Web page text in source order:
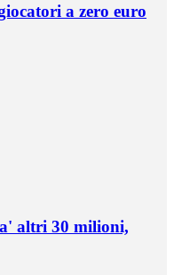
a zero euro
altri 30 milioni,